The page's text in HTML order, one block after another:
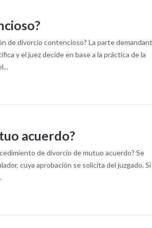
de divorcio contencioso? La parte
y el juez decide en base a la práctica de la
acuerdo?
de divorcio de mutuo acuerdo? Se
cuya aprobación se solicita del juzgado. Si